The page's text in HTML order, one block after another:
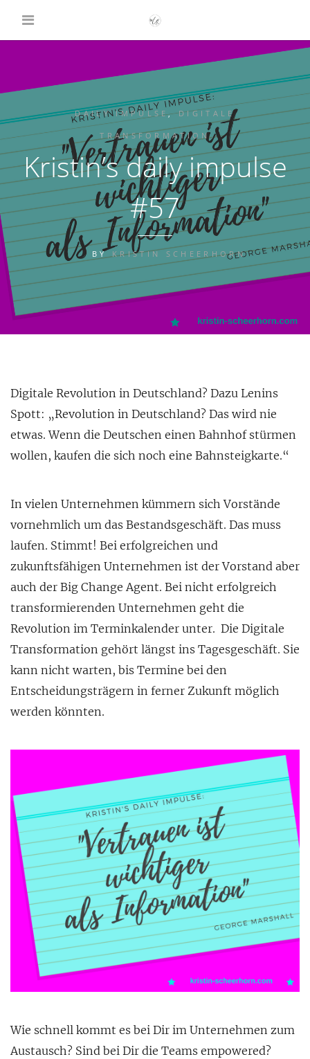
DAILY IMPULSE,DIGITALE
TRANSFORMATION
Kristin’s daily impulse
#57
BYKRISTIN SCHEERHORN
Digitale Revolution in Deutschland? Dazu Lenins
Spott: „Revolution in Deutschland? Das wird nie
etwas. Wenn die Deutschen einen Bahnhof stürmen
wollen, kaufen die sich noch eine Bahnsteigkarte.“
In vielen Unternehmen kümmern sich Vorstände
vornehmlich um das Bestandsgeschäft. Das muss
laufen. Stimmt! Bei erfolgreichen und
zukunftsfähigen Unternehmen ist der Vorstand aber
auch der Big Change Agent. Bei nicht erfolgreich
transformierenden Unternehmen geht die
Revolution im Terminkalender unter. Die Digitale
Transformation gehört längst ins Tagesgeschäft. Sie
kann nicht warten, bis Termine bei den
Entscheidungsträgern in ferner Zukunft möglich
werden könnten.
Wie schnell kommt es bei Dir im Unternehmen zum
Austausch? Sind bei Dir die Teams empowered?